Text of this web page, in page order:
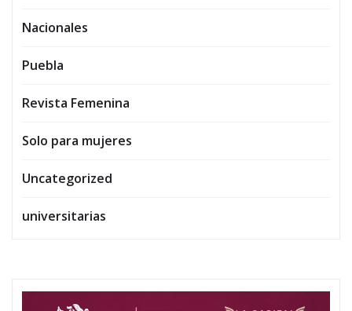
Nacionales
Puebla
Revista Femenina
Solo para mujeres
Uncategorized
universitarias